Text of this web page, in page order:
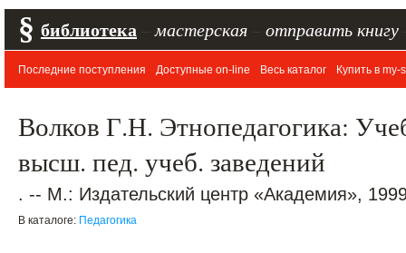
§ библиотека мастерская отправить книгу
Последние поступления Доступные on-line Весь каталог Купить в my-
Волков Г.Н. Этнопедагогика:
высш. пед. учеб. заведений
. -- М.: Издательский центр «Академия»,
В каталоге: Педагогика